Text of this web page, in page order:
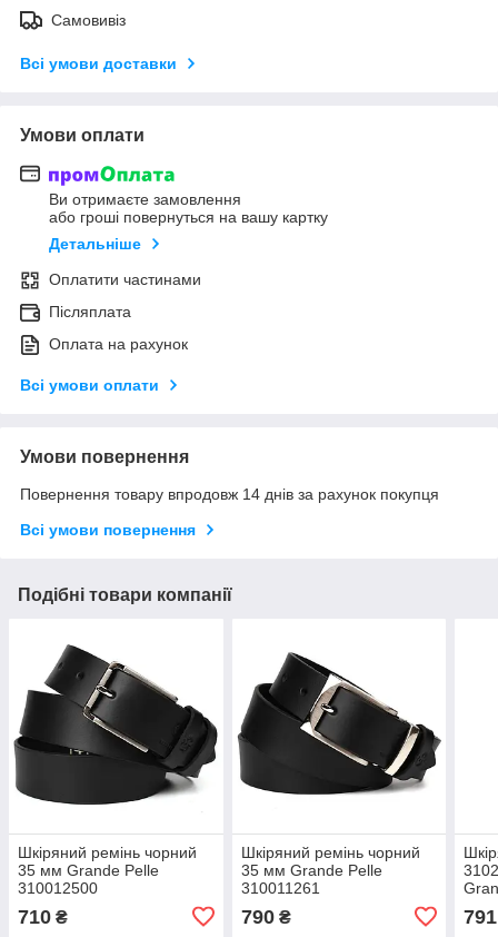
Самовивіз
Всі умови доставки
Умови оплати
Ви отримаєте замовлення
або гроші повернуться на вашу картку
Детальніше
Оплатити частинами
Післяплата
Оплата на рахунок
Всі умови оплати
Умови повернення
Повернення товару впродовж 14 днів за рахунок покупця
Всі умови повернення
Подібні товари компанії
Шкіряний ремінь чорний
35 мм Grande Pelle
310012500
710 ₴
Шкіряний ремінь чорний
35 мм Grande Pelle
310011261
790₴ 791